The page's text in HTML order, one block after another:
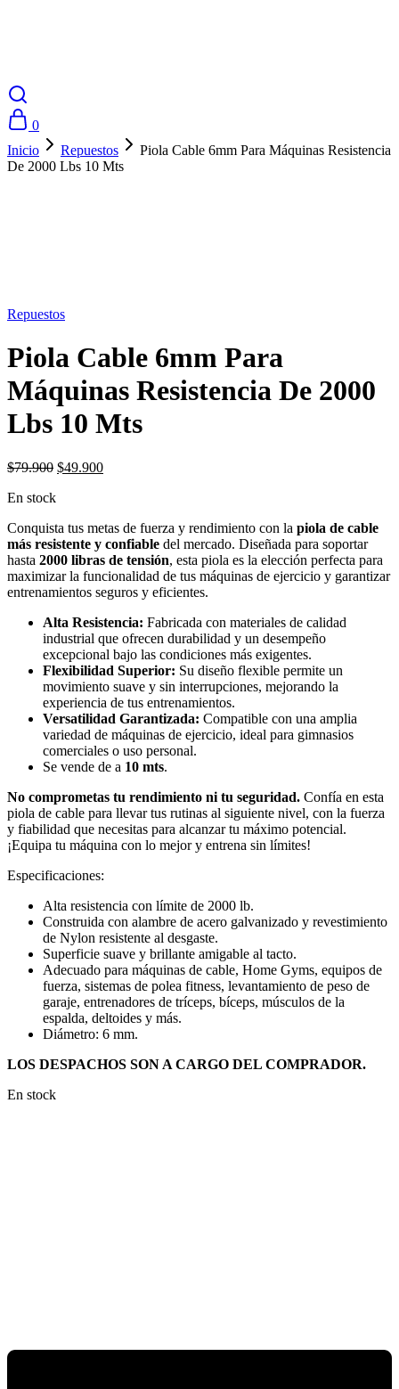
0
Inicio
Repuestos
Piola Cable 6mm Para Máquinas Resistencia
De 2000 Lbs 10 Mts
Repuestos
Piola Cable 6mm Para
Máquinas Resistencia De 2000
Lbs 10 Mts
$79.900 El
$79.900.
$49.900El
$49.900.
En stock
Conquista tus metas de fuerza y rendimiento con la piola de cable
más resistente y confiable del mercado. Diseñada para soportar
hasta 2000 libras de tensión, esta piola es la elección perfecta para
maximizar la funcionalidad de tus máquinas de ejercicio y garantizar
entrenamientos seguros y eficientes.
Alta Resistencia: Fabricada con materiales de calidad
industrial que ofrecen durabilidad y un desempeño
excepcional bajo las condiciones más exigentes.
Flexibilidad Superior: Su diseño flexible permite un
movimiento suave y sin interrupciones, mejorando la
experiencia de tus entrenamientos.
Versatilidad Garantizada: Compatible con una amplia
variedad de máquinas de ejercicio, ideal para gimnasios
comerciales o uso personal.
Se vende de a 10 mts.
No comprometas tu rendimiento ni tu seguridad. Confía en esta
piola de cable para llevar tus rutinas al siguiente nivel, con la fuerza
y fiabilidad que necesitas para alcanzar tu máximo potencial.
¡Equipa tu máquina con lo mejor y entrena sin límites!
Especificaciones:
Alta resistencia con límite de 2000 lb.
Construida con alambre de acero galvanizado y revestimiento
de Nylon resistente al desgaste.
Superficie suave y brillante amigable al tacto.
Adecuado para máquinas de cable, Home Gyms, equipos de
fuerza, sistemas de polea fitness, levantamiento de peso de
garaje, entrenadores de tríceps, bíceps, músculos de la
espalda, deltoides y más.
Diámetro: 6 mm.
LOS DESPACHOS SON A CARGO DEL COMPRADOR.
En stock